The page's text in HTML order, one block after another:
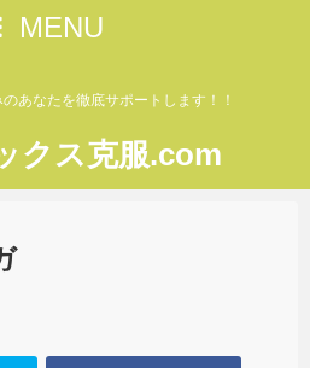
MENU
あなたを徹底サポートします！！
クス克服.com